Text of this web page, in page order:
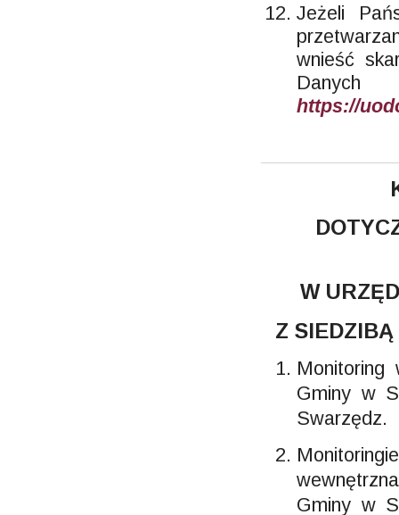
Jeżeli
wnieść
Danych
https://
W
Z
Gminy w
Swarzędz.
Gminy w